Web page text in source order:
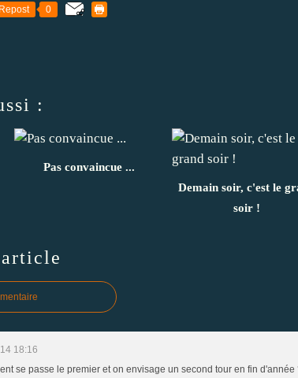
Repost 0
:
Pas convaincue ...
Demain soir, c'est le
soir !
18:16
se passe le premier et on envisage un second tour en fin